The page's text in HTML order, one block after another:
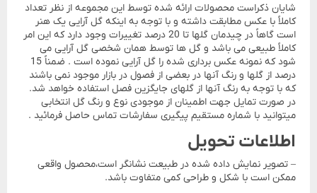
شایان ذکراست محصولات ارائه شده توسط این مجموعه از نظر تعداد
کاملاً با عکس مطابقت داشته و با توجه به اینکه گل آرایی یک هنر
است گاهاً در چیدمان گلها تا 20 درصد تغییرات وجود دارد که این امر
کاملاً طبیعی می باشد و گل ها توسط همان شخصی گل آرایی می
شود که نمونه عکس برداری شده را گل آرایی نموده است . ضمناً 15
درصد از گلها و رنگ آنها در بعضی از فصول در بازار موجود نمی باشند
که با توجه به رنگ آنها از گلهای جایگزین فصل استفاده خواهد شد.
در صورت تمایل جهت اطمینان از موجودی نوع و رنگ گل انتخابی
میتوانید با شماره مستقیم پیگیری سفارشات تماس حاصل فرمائید .
اطلاعات تحویل
– تصویر نمایش داده شده در طبیعت نشانگر است،محصول واقعی
ممکن است با شکل و طراحی کمی متفاوت باشد.